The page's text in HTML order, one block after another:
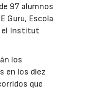
97 alumnos
Guru, Escola
el Institut
los
en los diez
que